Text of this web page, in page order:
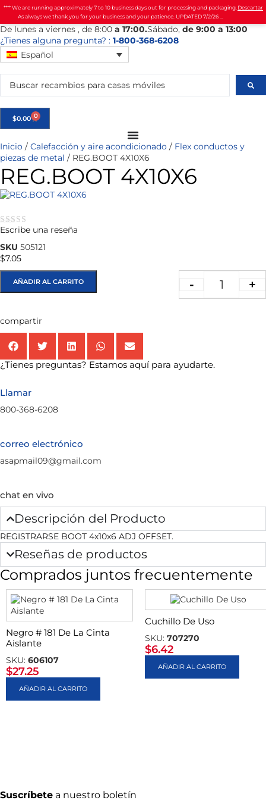
**** We are running approximately 7 to 10 business days out for processing and packaging.
As always we thank you for your business and your patience. UPDATED 7/2/26 ...
Descartar
De lunes a viernes , de 8:00 a 17:00.Sábado, de 9:00 a 13:00
¿Tienes alguna pregunta? : 1-800-368-6208
Español
$0.00 0
Inicio / Calefacción y aire acondicionado / Flex conductos y
piezas de metal / REG.BOOT 4X10X6
REG.BOOT 4X10X6
★★★★★
Escribe una reseña
SKU 505121
$7.05
- +
AÑADIR AL CARRITO
compartir
¿Tienes preguntas? Estamos aquí para ayudarte.
Llamar
800-368-6208
correo electrónico
asapmail09@gmail.com
chat en vivo
Descripción del Producto
REGISTRARSE BOOT 4x10x6 ADJ OFFSET.
Reseñas de productos
Comprados juntos frecuentemente
Negro # 181 De La Cinta
Aislante
SKU: 606107
$27.25
AÑADIR AL CARRITO
Cuchillo De Uso
SKU: 707270
$6.42
AÑADIR AL CARRITO
Suscríbete a nuestro boletín